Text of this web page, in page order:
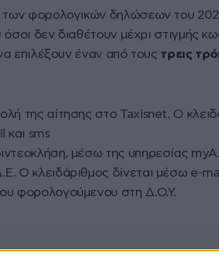
φορολογικών δηλώσεων του
όσοι δεν διαθέτουν μέχρι στιγμής
επιλέξουν έναν από τους τρεις
της αίτησης στο Taxisnet. Ο
sms
μέσω της υπηρεσίας
Ο κλειδάριθμος δίνεται μέσω e-
φορολογούμενου στη Δ.Ο.Υ.